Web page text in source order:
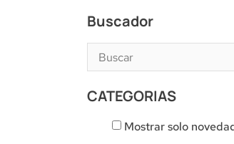
Buscador
CATEGORIAS
Mostrar solo